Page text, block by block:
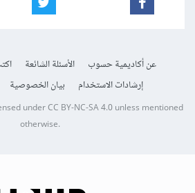
عن أكاديمية حسوب الأسئلة الشائعة
إرشادات الاستخدام
بيان الخصوصية
underCC BY-NC-SA 4.0unless mentioned
otherwise.